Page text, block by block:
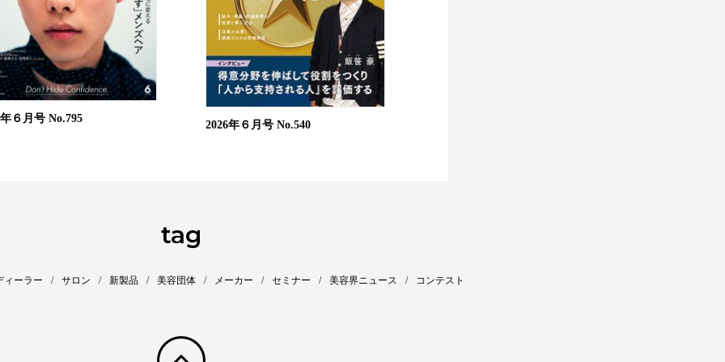
６月号 No.795
2026年６月号 No.540
tag
ィーラー サロン 新製品 美容団体 メーカー セミナー 美容界ニュース コンテスト